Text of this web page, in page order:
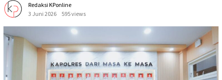
Redaksi KPonline
3 Juni 2026
595 views